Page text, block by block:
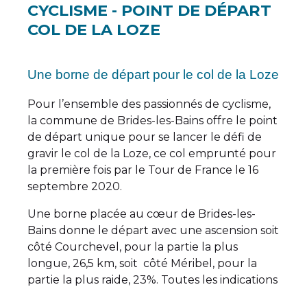
CYCLISME - POINT DE DÉPART
COL DE LA LOZE
Une borne de départ pour le col de la Loze
Pour l’ensemble des passionnés de cyclisme,
la commune de Brides-les-Bains offre le point
de départ unique pour se lancer le défi de
gravir le col de la Loze, ce col emprunté pour
la première fois par le Tour de France le 16
septembre 2020.
Une borne placée au cœur de Brides-les-
Bains donne le départ avec une ascension soit
côté Courchevel, pour la partie la plus
longue, 26,5 km, soit côté Méribel, pour la
partie la plus raide, 23%. Toutes les indications